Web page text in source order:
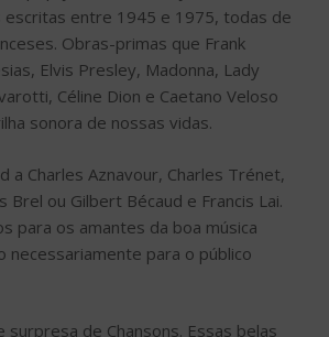
escritas entre 1945 e 1975, todas de
Obras-primas que Frank
Elvis Presley, Madonna, Lady
Céline Dion e Caetano Veloso
sonora de nossas vidas.
a Charles Aznavour, Charles Trénet,
Brel ou Gilbert Bécaud e Francis Lai.
para os amantes da boa música
necessariamente para o público
surpresa de Chansons. Essas belas